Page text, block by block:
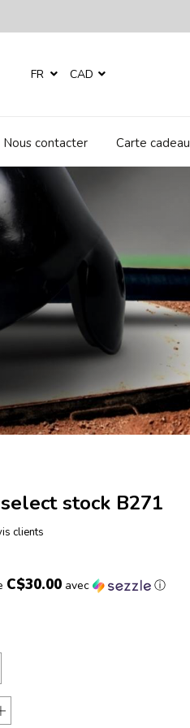
FR CAD
Nous contacter Carte cadeau
stock B271
clients
C$30.00avec ⓘ